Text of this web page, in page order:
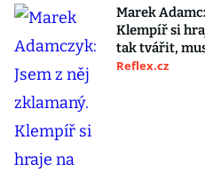
Marek
Klempíř si
tak tvářit,
Reflex.cz